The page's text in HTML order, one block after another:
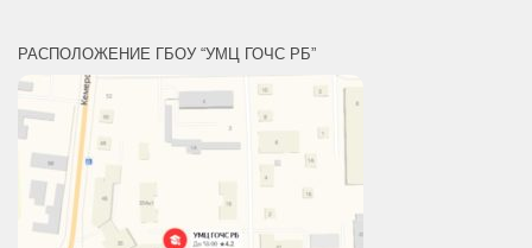
РАСПОЛОЖЕНИЕ ГБОУ “УМЦ ГОЧС РБ”